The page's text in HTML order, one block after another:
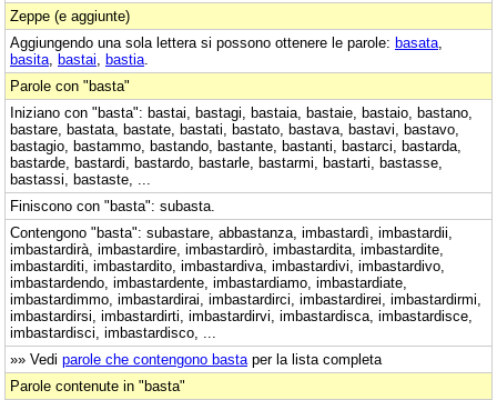
Zeppe (e aggiunte)
Aggiungendo una sola lettera si possono ottenere le parole: basata
basita bastai bastia
Parole con "basta"
Iniziano con "basta": bastai, bastagi, bastaia, bastaie, bastaio, bastano,
bastare, bastata, bastate, bastati, bastato, bastava, bastavi, bastavo,
bastagio, bastammo, bastando, bastante, bastanti, bastarci, bastarda,
bastarde, bastardi, bastardo, bastarle, bastarmi, bastarti, bastasse,
bastassi, bastaste, ...
Finiscono con "basta": subasta.
Contengono "basta": subastare, abbastanza, imbastardì, imbastardii,
imbastardirà, imbastardire, imbastardirò, imbastardita, imbastardite,
imbastarditi, imbastardito, imbastardiva, imbastardivi, imbastardivo,
imbastardendo, imbastardente, imbastardiamo, imbastardiate,
imbastardimmo, imbastardirai, imbastardirci, imbastardirei, imbastardirmi,
imbastardirsi, imbastardirti, imbastardirvi, imbastardisca, imbastardisce,
imbastardisci, imbastardisco, ...
»» Vedi parole che contengono basta per la lista completa
Parole contenute in "basta"